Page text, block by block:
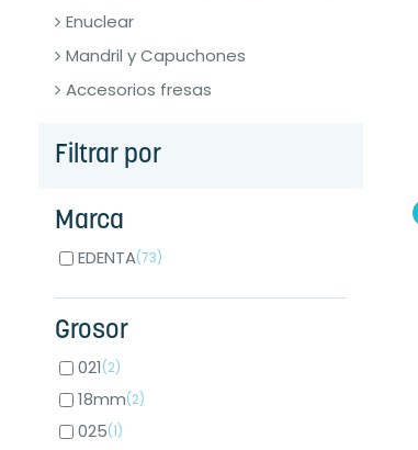
Enuclear
Mandril y Capuchones
Accesorios fresas
Filtrar por
Marca
EDENTA(73)
Grosor
021(2)
18mm(2)
025(1)